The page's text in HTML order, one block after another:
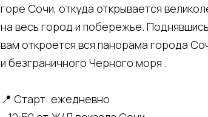
горе Сочи, откуда открывается
на весь город и побережье.
вам откроется вся панорама города
и безграничного Черного моря .
📍 Старт: ежедневно